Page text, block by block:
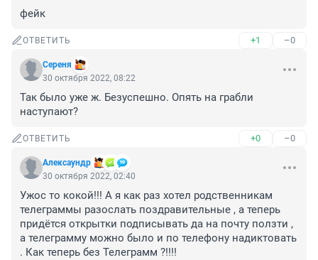
фейк
ОТВЕТИТЬ +1 –0
Сереня
30 октября 2022, 08:22
Так было уже ж. Безуспешно. Опять на грабли
наступают?
ОТВЕТИТЬ +0 –0
Алексаyндр
30 октября 2022, 02:40
Ужос то кокой!!! А я как раз хотел родственникам
телеграммы разослать поздравительные , а теперь
придётся открытки подписывать да на почту ползти ,
а телеграмму можно было и по телефону надиктовать
. Как теперь без Телеграмм ?!!!!